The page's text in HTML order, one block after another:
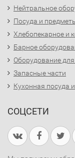
Нейтральное
Посуда и
Хлебопекарное и
Барное
Оборудование
Запасные части
Кухонная посуда
СОЦСЕТИ